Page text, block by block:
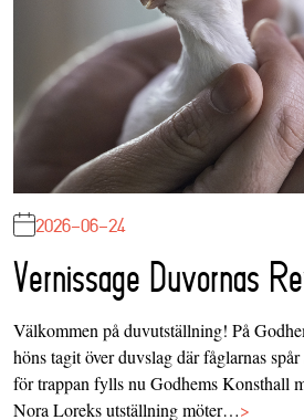
2026-06-24
Vernissage Duvornas
Välkommen på duvutställning! På
höns tagit över duvslag där fåglarnas
för trappan fylls nu Godhems Konsthall
Nora Loreks utställning möter…>